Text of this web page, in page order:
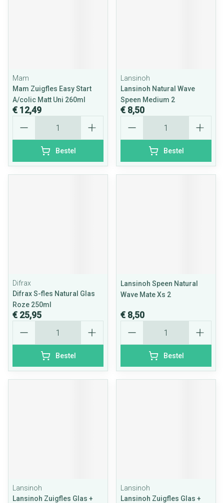
Mam
Mam Zuigfles Easy Start
A/colic Matt Uni 260ml
€ 12,49
Bestel
Lansinoh
Lansinoh Natural Wave
Speen Medium 2
€ 8,50
Bestel
Difrax
Difrax S-fles Natural Glas
Roze 250ml
€ 25,95
Bestel
Lansinoh Speen Natural
Wave Mate Xs 2
€ 8,50
Bestel
Lansinoh
Lansinoh Zuigfles Glas +
Lansinoh
Lansinoh Zuigfles Glas +